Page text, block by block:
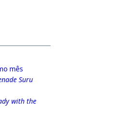
mês
Suru
with the